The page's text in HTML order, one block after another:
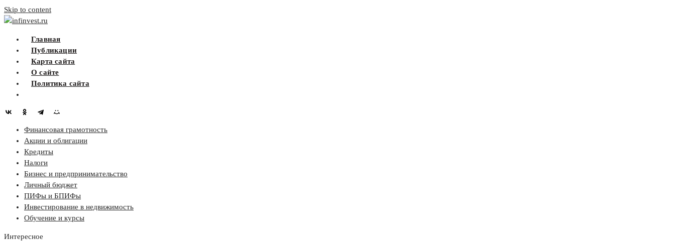
Skip to content
infinvest.ru
Главная
Публикации
Карта сайта
О сайте
Политика сайта
Финансовая грамотность
Акции и облигации
Кредиты
Налоги
Бизнес и предпринимательство
Личный бюджет
ПИФы и БПИФы
Инвестирование в недвижимость
Обучение и курсы
Интересное